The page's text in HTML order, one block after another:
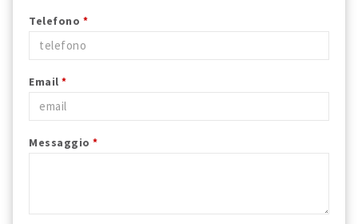
Telefono *
Email *
Messaggio *